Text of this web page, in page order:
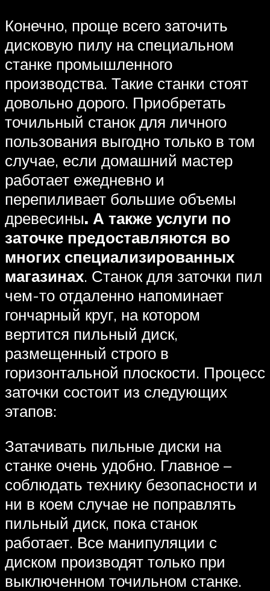
Конечно, проще всего заточить
дисковую пилу на специальном
станке промышленного
производства. Такие станки стоят
довольно дорого. Приобретать
точильный станок для личного
пользования выгодно только в том
случае, если домашний мастер
работает ежедневно и
перепиливает большие объемы
древесины. А также услуги по
заточке предоставляются во
многих специализированных
магазинах. Станок для заточки пил
чем-то отдаленно напоминает
гончарный круг, на котором
вертится пильный диск,
размещенный строго в
горизонтальной плоскости. Процесс
заточки состоит из следующих
этапов:
Затачивать пильные диски на
станке очень удобно. Главное –
соблюдать технику безопасности и
ни в коем случае не поправлять
пильный диск, пока станок
работает. Все манипуляции с
диском производят только при
выключенном точильном станке.